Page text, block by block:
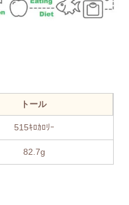
トール
515ｷﾛｶﾛﾘｰ
82.7g